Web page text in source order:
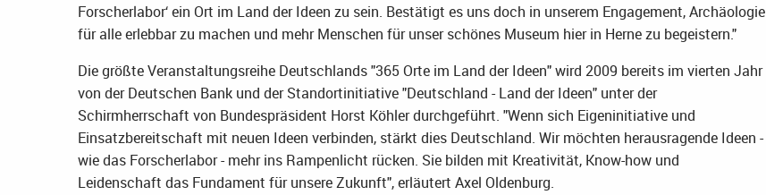
Forscherlabor‘ ein Ort im Land der Ideen zu sein. Bestätigt es uns doch in unserem Engagement, Archäologie
für alle erlebbar zu machen und mehr Menschen für unser schönes Museum hier in Herne zu begeistern."
Die größte Veranstaltungsreihe Deutschlands "365 Orte im Land der Ideen" wird 2009 bereits im vierten Jahr
von der Deutschen Bank und der Standortinitiative "Deutschland - Land der Ideen" unter der
Schirmherrschaft von Bundespräsident Horst Köhler durchgeführt. "Wenn sich Eigeninitiative und
Einsatzbereitschaft mit neuen Ideen verbinden, stärkt dies Deutschland. Wir möchten herausragende Ideen -
wie das Forscherlabor - mehr ins Rampenlicht rücken. Sie bilden mit Kreativität, Know-how und
Leidenschaft das Fundament für unsere Zukunft", erläutert Axel Oldenburg.